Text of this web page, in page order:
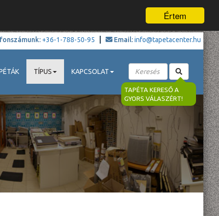
Értem
+36-1-788-50-95 Email:info@tapetacenter.hu
TÍPUS KAPCSOLAT
TAPÉTA KERESŐ A
GYORS VÁLASZÉRT!